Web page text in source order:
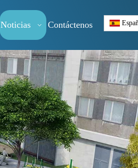
Noticias Contáctenos